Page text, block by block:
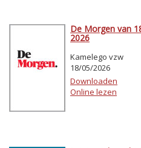
De Morgen van
2026
Kamelego vzw
18/05/2026
Downloaden
Online lezen